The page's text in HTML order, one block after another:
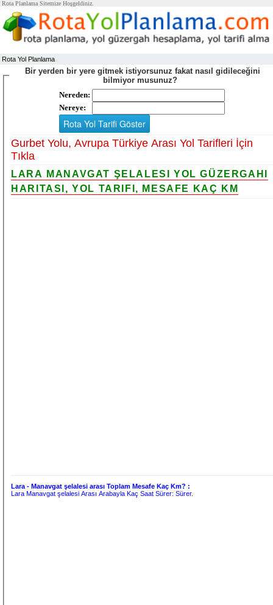
Rota Planlama Sitemize Hoşgeldiniz.
Rota Yol Planlama
Bir yerden bir yere gitmek istiyorsunuz fakat nasıl gidileceğini
bilmiyor musunuz?
Nereden:
Nereye:
Gurbet Yolu, Avrupa Türkiye Arası Yol Tarifleri İçin
Tıkla
LARA MANAVGAT ŞELALESI YOL GÜZERGAHI
HARITASI, YOL TARIFI, MESAFE KAÇ KM
Lara - Manavgat şelalesi arası Toplam Mesafe Kaç Km? :
Lara Manavgat şelalesi Arası Arabayla Kaç Saat Sürer:Sürer.